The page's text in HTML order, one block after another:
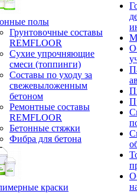
полы
Грунтовочные составы
REMFLOOR
Сухие упрочняющие
смеси (топпинги)
Составы по уходу за
свежевыложенным
бетоном
Ремонтные составы
REMFLOOR
Бетонные стяжки
Фибра для бетона
краски